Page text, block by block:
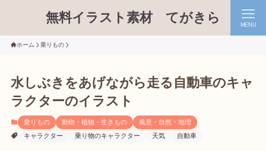
無料イラスト素材 てがきら MENU
ホーム 乗りもの
水しぶきをあげながら走る自動車のキャ
ラクターのイラスト
乗りもの 動物・植物・生きもの
風景・自然・地理
キャラクター
乗り物のキャラクター 天気 自動車